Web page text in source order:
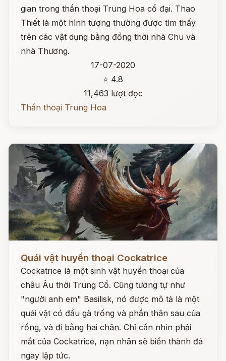
gian trong thần thoại Trung Hoa cổ đại. Thao
Thiết là một hình tượng thường được tìm thấy
trên các vật dụng bằng đồng thời nhà Chu và
nhà Thương.
17-07-2020
⭐ 4.8
11,463 lượt đọc
Thần thoại Trung Hoa
Quái vật huyền thoại Cockatrice
Cockatrice là một sinh vật huyền thoại của
châu Âu thời Trung Cổ. Cũng tương tự như
"người anh em" Basilisk, nó được mô tả là một
quái vật có đầu gà trống và phần thân sau của
rồng, và đi bằng hai chân. Chỉ cần nhìn phải
mắt của Cockatrice, nạn nhân sẽ biến thành đá
ngay lập tức.